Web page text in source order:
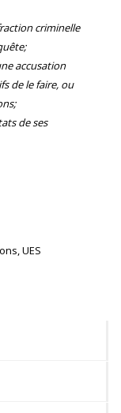
criminelle
accusation
de le faire, ou
de ses
UES